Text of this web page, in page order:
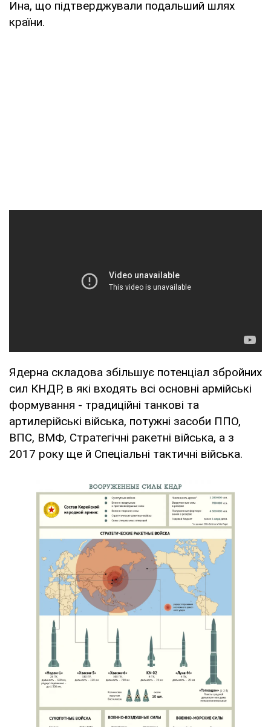
Ина, що підтверджували подальший шлях
країни.
Ядерна складова збільшує потенціал збройних
сил КНДР, в які входять всі основні армійські
формування - традиційні танкові та
артилерійські війська, потужні засоби ППО,
ВПС, ВМФ, Стратегічні ракетні війська, а з
2017 року ще й Спеціальні тактичні війська.